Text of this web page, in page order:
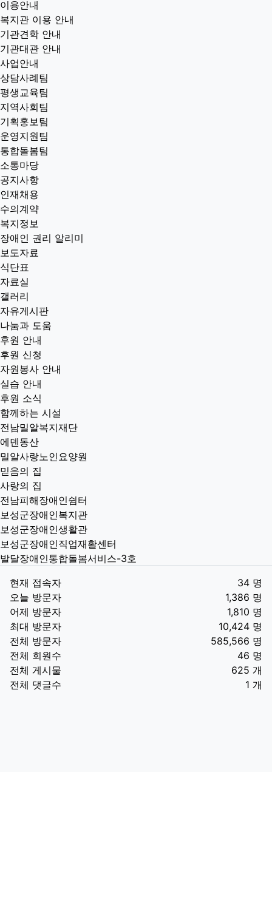
이용안내
복지관 이용 안내
기관견학 안내
기관대관 안내
사업안내
상담사례팀
평생교육팀
지역사회팀
기획홍보팀
운영지원팀
통합돌봄팀
소통마당
공지사항
인재채용
수의계약
복지정보
장애인 권리 알리미
보도자료
식단표
자료실
갤러리
자유게시판
나눔과 도움
후원 안내
후원 신청
자원봉사 안내
실습 안내
후원 소식
함께하는 시설
전남밀알복지재단
에덴동산
밀알사랑노인요양원
믿음의 집
사랑의 집
전남피해장애인쉼터
보성군장애인복지관
보성군장애인생활관
보성군장애인직업재활센터
발달장애인통합돌봄서비스-3호
현재 접속자
34 명
오늘 방문자
1,386 명
어제 방문자
1,810 명
최대 방문자
10,424 명
전체 방문자
585,566 명
전체 회원수
46 명
전체 게시물
625 개
전체 댓글수
1 개